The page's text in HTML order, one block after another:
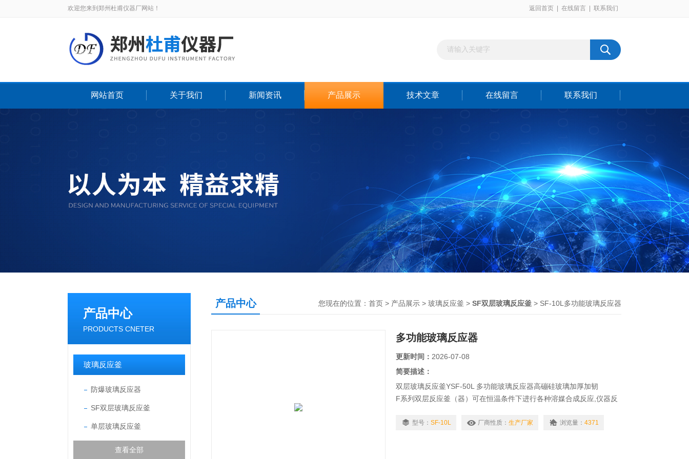
欢迎您来到郑州杜甫仪器厂网站！ 返回首页 在线留言 联系我们
网站首页 关于我们 新闻资讯 产品展示 技术文章 在线留言 联系我们
产品中心
PRODUCTS CNETER
玻璃反应釜
防爆玻璃反应器
SF双层玻璃反应釜
单层玻璃反应釜
查看全部
产品中心 您现在的位置： 首页 > 产品展示 > 玻璃反应釜 > SF双层玻璃反应釜 > SF-10L多功能玻璃反应器
多功能玻璃反应器
更新时间： 2026-07-08
简要描述：
双层玻璃反应釜YSF-50L 多功能玻璃反应器高磞硅玻璃加厚加韧
F系列双层反应釜（器）可在恒温条件下进行各种溶媒合成反应,仪器反
在不同温度下做回流或蒸馏.
型号： SF-10L 厂商性质： 生产厂家 浏览量： 4371